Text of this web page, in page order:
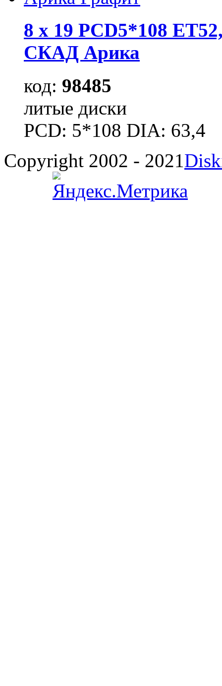
8 x 19 PCD5*108
СКАД Арика
код: 98485
литые диски
PCD: 5*108 DIA: 63,4
Copyright 2002 - 2021